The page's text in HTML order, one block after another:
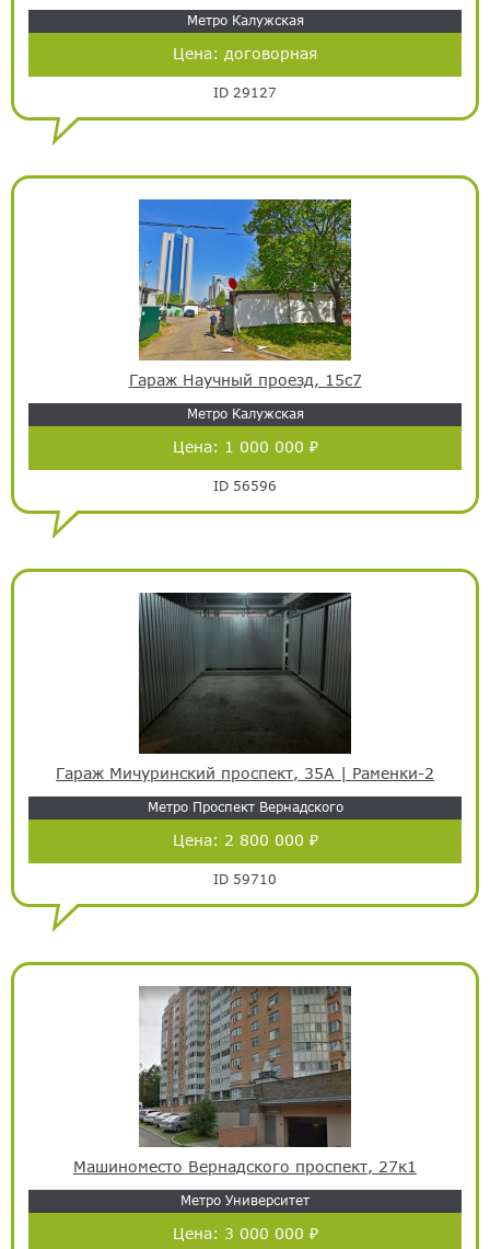
Метро Калужская
Цена: договорная
ID 29127
Гараж Научный проезд, 15с7
Метро Калужская
Цена: 1 000 000 ₽
ID 56596
Гараж Мичуринский проспект, 35А | Раменки-2
Метро Проспект Вернадского
Цена: 2 800 000 ₽
ID 59710
Машиноместо Вернадского проспект, 27к1
Метро Университет
Цена: 3 000 000 ₽